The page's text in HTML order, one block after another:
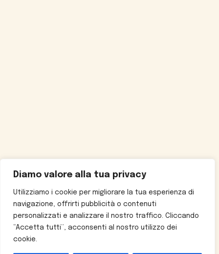
Diamo valore alla tua privacy
Utilizziamo i cookie per migliorare la tua esperienza di
navigazione, offrirti pubblicità o contenuti
personalizzati e analizzare il nostro traffico. Cliccando
“Accetta tutti”, acconsenti al nostro utilizzo dei
cookie.